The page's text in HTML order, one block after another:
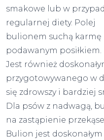
smakowe lub w
regularnej diety. Polej
bulionem suchą karmę
podawanym posiłkiem.
Jest również
przygotowywanego w
się zdrowszy i bardziej
Dla psów z nadwagą,
na zastąpienie
Bulion jest